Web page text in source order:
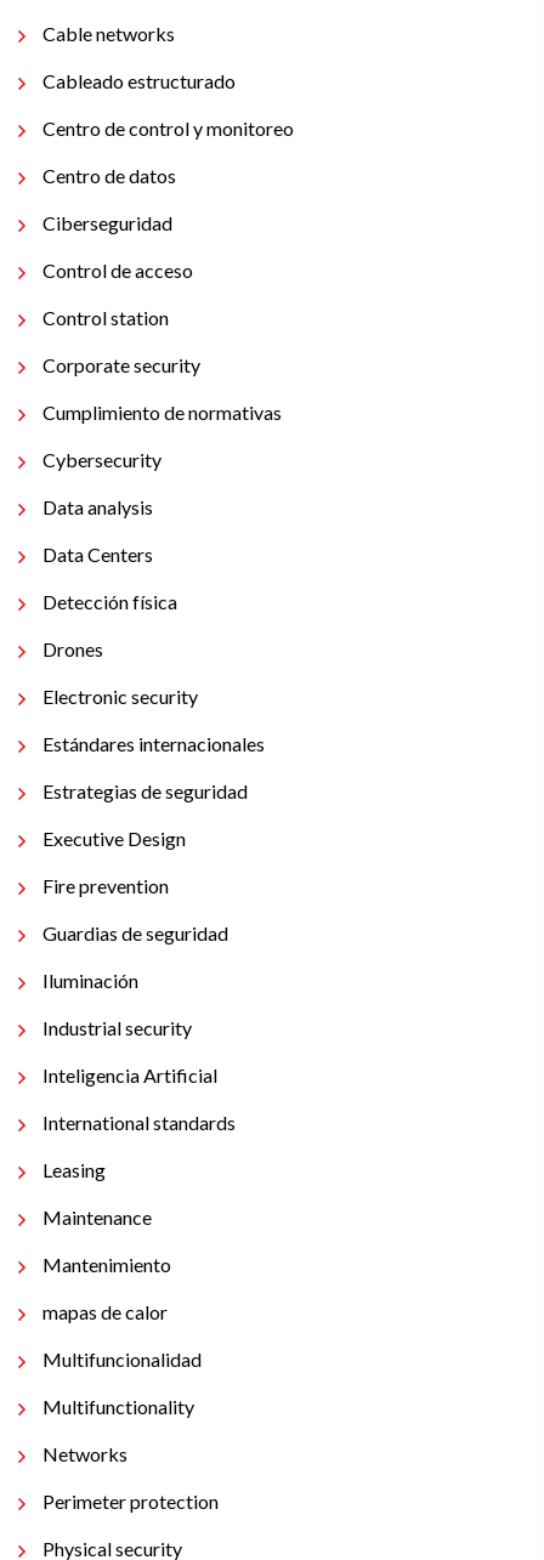
Cable networks
Cableado estructurado
Centro de control y monitoreo
Centro de datos
Ciberseguridad
Control de acceso
Control station
Corporate security
Cumplimiento de normativas
Cybersecurity
Data analysis
Data Centers
Detección física
Drones
Electronic security
Estándares internacionales
Estrategias de seguridad
Executive Design
Fire prevention
Guardias de seguridad
Iluminación
Industrial security
Inteligencia Artificial
International standards
Leasing
Maintenance
Mantenimiento
mapas de calor
Multifuncionalidad
Multifunctionality
Networks
Perimeter protection
Physical security